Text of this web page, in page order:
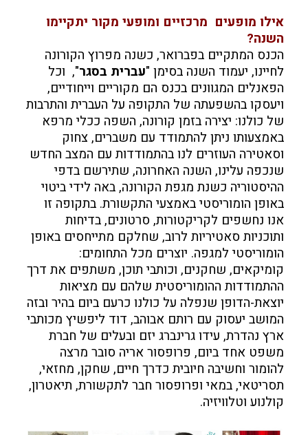
אילו מופעים מרכזיים ומופעי מקור יתקיימו
השנה?
הכנס המתקיים בפברואר, כשנה מפרוץ הקורונה
לחיינו, יעמוד השנה בסימן "עברית בסגר", וכל
הפאנלים המגוונים בכנס הם מקוריים וייחודיים,
ויעסקו בהשפעתה של התקופה על העברית והתרבות
של כולנו: יצירה בזמן קורונה, השפה ככלי מרפא
באמצעותו ניתן להתמודד עם משברים, צחוק
וסאטירה העוזרים לנו בהתמודדות עם המצב החדש
שנכפה עלינו, השנה האחרונה, שתירשם בדפי
ההיסטוריה כשנת מגפת הקורונה, באה לידי ביטוי
באופן הומוריסטי באמצעי התקשורת. בתקופה זו
אנו נחשפים לקריקטורות, סרטונים, בדיחות
ותוכניות סאטיריות לרוב, שחלקם מתייחסים באופן
הומוריסטי למגפה. יוצרים מכל התחומים:
קומיקאים, שחקנים, וכותבי תוכן, משתפים את דרך
ההתמודדות ההומוריסטית שלהם עם מציאות
יוצאת-הדופן שנפלה על כולנו כרעם ביום בהיר ובזה
המושב יעסוק עם רותם אבוהב, דוד ליפשיץ מכותבי
ארץ נהדרת, עידו גרינברג יזם ובעלים של חברת
משפט אחד ביום, פרופסור אריה סובר מרצה
להומור וחשיבה חיובית כדרך חיים, שחקן, מחזאי,
תסריטאי, במאי ופרופסור חבר לתקשורת, תיאטרון,
קולנוע וטלוויזיה.